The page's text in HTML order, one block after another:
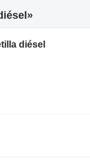
diésel